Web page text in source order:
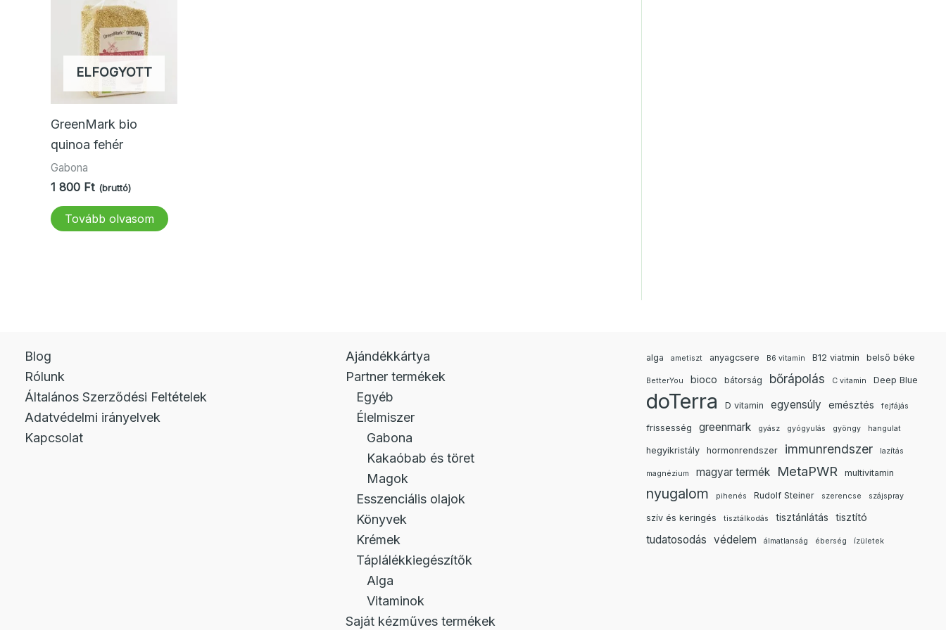
ELFOGYOTT
GreenMark bio
quinoa fehér
Gabona
1 800 Ft (bruttó)
Tovább olvasom
Blog
Rólunk
Általános Szerződési Feltételek
Adatvédelmi irányelvek
Kapcsolat
Ajándékkártya
Partner termékek
Egyéb
Élelmiszer
Gabona
Kakaóbab és töret
Magok
Esszenciális olajok
Könyvek
Krémek
Táplálékkiegészítők
Alga
Vitaminok
Saját kézműves termékek
alga ametiszt anyagcsere B6 vitamin B12 viatmin belső béke
BetterYou bioco bátorság bőrápolás C vitamin Deep Blue
doTerra D vitamin egyensúly emésztés fejfájás
frissesség greenmark gyász gyógyulás gyöngy hangulat
hegyikristály hormonrendszer immunrendszer lazítás
magnézium magyar termék MetaPWR multivitamin
nyugalom pihenés Rudolf Steiner szerencse szájspray
szív és keringés tisztálkodás tisztánlátás tisztító
tudatosodás védelem álmatlanság éberség ízületek